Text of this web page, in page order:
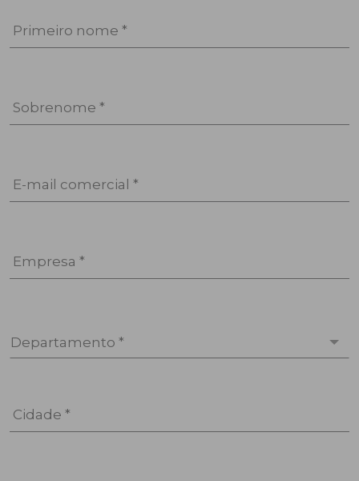
Primeiro nome *
Sobrenome *
E-mail comercial *
Empresa *
Departamento *
Cidade *